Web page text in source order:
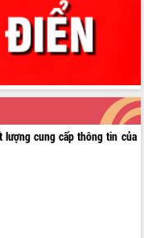
lượng cung cấp thông tin của